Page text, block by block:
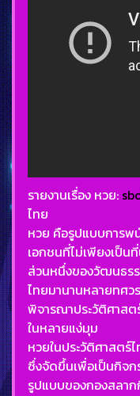
รายงานเรื่อง หวย:
ไทย
หวย คือรูปแบบการพ
เอกชนที่ไม่เพียงเป็น
ส่วนหนึ่งของวัฒนธร
ไทยมานานหลายทศว
พิจารณาประวัติศาสต
ในหลายแง่มุม
หวยในประวัติศาสตร์
ซึ่งจัดขึ้นเพื่อเป็นกิจ
รูปแบบของกองสลา